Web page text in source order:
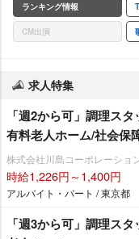
ランキング情報
CM出演
求人特集
「週2から可」調理ス
有料老人ホーム/社会保
株式会社川島コーポレーショ
時給1,226円～1,400円
アルバイト・パート / 東京都
「週3から可」調理ス